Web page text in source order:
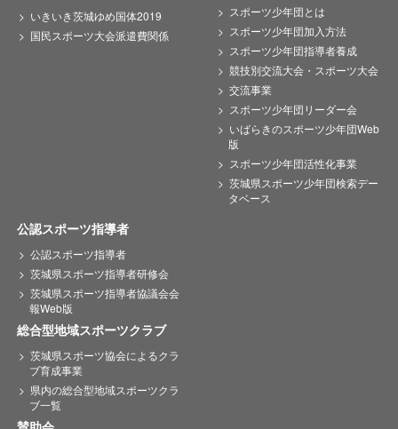
いきいき茨城ゆめ国体2019
国民スポーツ大会派遣費関係
スポーツ少年団とは
スポーツ少年団加入方法
スポーツ少年団指導者養成
競技別交流大会・スポーツ大会
交流事業
スポーツ少年団リーダー会
いばらきのスポーツ少年団Web
版
スポーツ少年団活性化事業
茨城県スポーツ少年団検索デー
タベース
公認スポーツ指導者
公認スポーツ指導者
茨城県スポーツ指導者研修会
茨城県スポーツ指導者協議会会
報Web版
総合型地域スポーツクラブ
茨城県スポーツ協会によるクラ
ブ育成事業
県内の総合型地域スポーツクラ
ブ一覧